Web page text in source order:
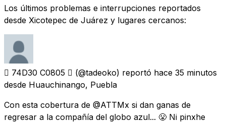
Los últimos problemas e interrupciones reportados
desde Xicotepec de Juárez y lugares cercanos:
 74D30 C0805  (@tadeoko) reportó hace 35 minutos
desde Huauchinango, Puebla
Con esta cobertura de @ATTMx si dan ganas de
regresar a la compañía del globo azul... 😤 Ni pinxhe